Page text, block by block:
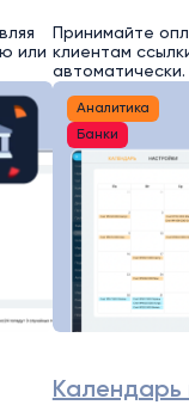
или
Принимайте
клиентам
автоматически.
Аналитика
Банки
Календарь